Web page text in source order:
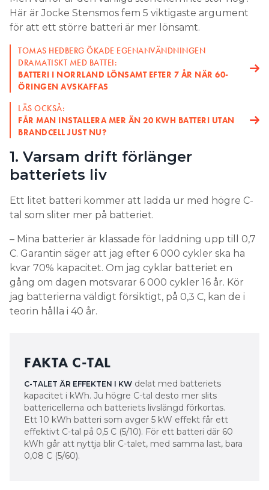
FÅR MAN INSTALLERA MER ÄN 20 KWH BATTERI UTAN
BRANDCELL JUST NU?
TRE MILJÖVÄNLIGA BATTERITEKNIKER
Batterier skadas också av för låg
temperatur
– Att ladda när det är väldigt kallt är skadligt för
batteriet.
Kyla gör att de kemiska processerna i batteriet går
långsammare och motståndet i cellerna ökar. Det
kan också bidra till att batteriet åldras.
– Också väldigt snabb upp- och urladdning sliter
mycket på batteriet.
Optimal temperatur och
användning kan förlänga
batteriets livslängd
kör vårdat. I en modern elbil finns ett BMS, ett
battery managment system, som ser till att
laddningen inte går för snabbt och som övervakar
temperaturen.
Garantin är kopplad till
batteriets prestanda och C-tal
Här är Jocke Stensmos fem 5 viktigaste argument
för att ett större batteri är mer lönsamt.
TOMAS HEDBERG ÖKADE EGENANVÄNDNINGEN
DRAMATISKT MED BATTEI:
BATTERI I NORRLAND LÖNSAMT EFTER 7 ÅR NÄR 60-
ÖRINGEN AVSKAFFAS
LÄS OCKSÅ:
FÅR MAN INSTALLERA MER ÄN 20 KWH BATTERI UTAN
BRANDCELL JUST NU?
1. Varsam drift förlänger
batteriets liv
Ett litet batteri kommer att ladda ur med högre C-
tal som sliter mer på batteriet.
– Mina batterier är klassade för laddning upp till 0,7
C. Garantin säger att jag efter 6 000 cykler ska ha
kvar 70% kapacitet. Om jag cyklar batteriet en
gång om dagen motsvarar 6 000 cykler 16 år. Kör
jag batterierna väldigt försiktigt, på 0,3 C, kan de i
teorin hålla i 40 år.
FAKTA C-TAL
C-TALET ÄR EFFEKTEN I KW delat med batteriets
kapacitet i kWh. Ju högre C-tal desto mer slits
battericellerna och batteriets livslängd förkortas.
Ett 10 kWh batteri som avger 5 kW effekt får ett
effektivt C-tal på 0,5 C (5/10). För ett batteri där 60
kWh går att nyttja blir C-talet, med samma last, bara
0,08 C (5/60).